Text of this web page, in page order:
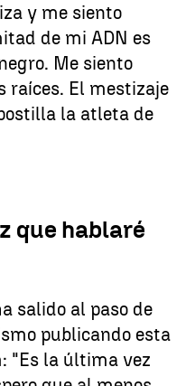
y me siento
de mi ADN es
Me siento
raíces. El mestizaje
la atleta de
que hablaré
salido al paso de
publicando esta
"Es la última vez